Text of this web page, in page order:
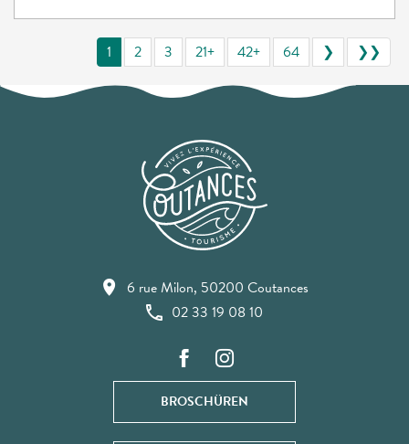
1 2 3 21+ 42+ 64 ❯ ❯❯
6 rue Milon, 50200 Coutances
02 33 19 08 10
BROSCHÜREN